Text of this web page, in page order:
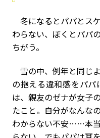
冬になるとパパとス
わらない、ぼくとパパ
ちがう。
雪の中、例年と同じ
の抱える違和感をパ
は、親友のゼナが女子
たこと。自分がなんな
わからない不安……本